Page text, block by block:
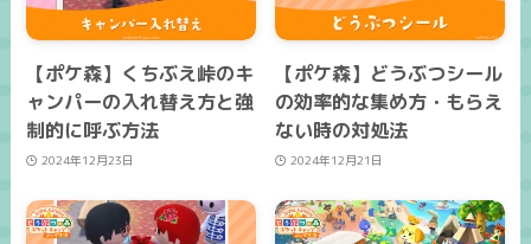
【ポケ森】くちぶえ峠のキ
ャンパーの入れ替え方と強
制的に呼ぶ方法
2024年12月23日
【ポケ森】どうぶつシール
の効率的な集め方・もらえ
ない時の対処法
2024年12月21日